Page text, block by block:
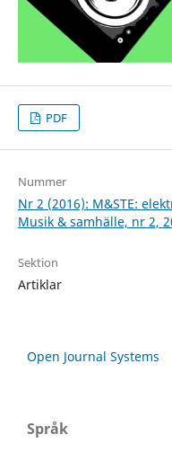
PDF
Nummer
Nr 2 (2016): M&STE:
Musik & samhälle, nr 2,
Sektion
Artiklar
Open Journal Systems
Språk